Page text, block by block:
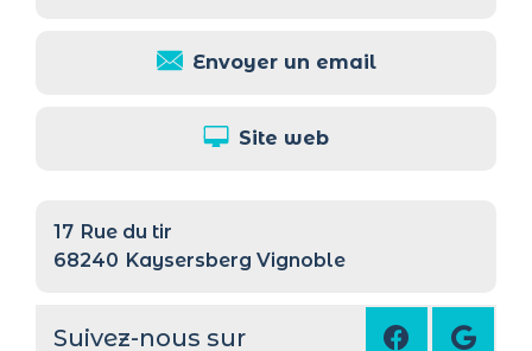
Envoyer un email
Site web
17 Rue du tir
68240 Kaysersberg Vignoble
Suivez-nous sur